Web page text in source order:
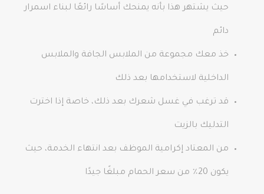
حيث يشتهر هذا بأنه يمنحك أساسًا رائعًا لبناء اسمرار
دائم
خذ معك مجموعة من الملابس الجافة والملابس
الداخلية لاستخدامها بعد ذلك
قد ترغب في غسل شعرك بعد ذلك، خاصة إذا اخترت
التدليك بالزيت
من المعتاد إكرامية الموظف بعد انتهاء الخدمة، حيث
يكون 20٪ من سعر الحمام مبلغًا جيدًا